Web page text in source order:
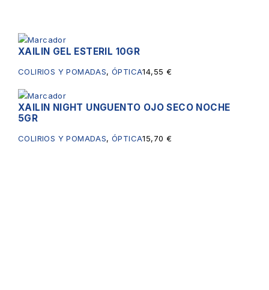
XAILIN GEL ESTERIL 10GR
COLIRIOS Y POMADAS,ÓPTICA14,55 €
XAILIN NIGHT UNGUENTO OJO SECO NOCHE
5GR
COLIRIOS Y POMADAS,ÓPTICA15,70 €